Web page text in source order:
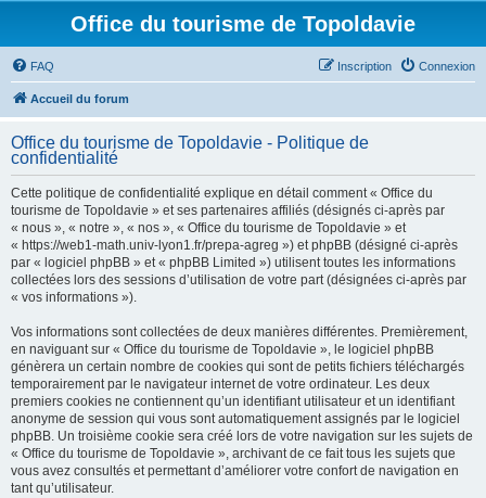
Office du tourisme de Topoldavie
FAQ Connexion
Inscription
Accueil du forum
Office du tourisme de Topoldavie - Politique de
confidentialité
Cette politique de confidentialité explique en détail comment « Office du
tourisme de Topoldavie » et ses partenaires affiliés (désignés ci-après par
« nous », « notre », « nos », « Office du tourisme de Topoldavie » et
« https://web1-math.univ-lyon1.fr/prepa-agreg ») et phpBB (désigné ci-après
par « logiciel phpBB » et « phpBB Limited ») utilisent toutes les informations
collectées lors des sessions d’utilisation de votre part (désignées ci-après par
« vos informations »).
Vos informations sont collectées de deux manières différentes. Premièrement,
en naviguant sur « Office du tourisme de Topoldavie », le logiciel phpBB
génèrera un certain nombre de cookies qui sont de petits fichiers téléchargés
temporairement par le navigateur internet de votre ordinateur. Les deux
premiers cookies ne contiennent qu’un identifiant utilisateur et un identifiant
anonyme de session qui vous sont automatiquement assignés par le logiciel
phpBB. Un troisième cookie sera créé lors de votre navigation sur les sujets de
« Office du tourisme de Topoldavie », archivant de ce fait tous les sujets que
vous avez consultés et permettant d’améliorer votre confort de navigation en
tant qu’utilisateur.